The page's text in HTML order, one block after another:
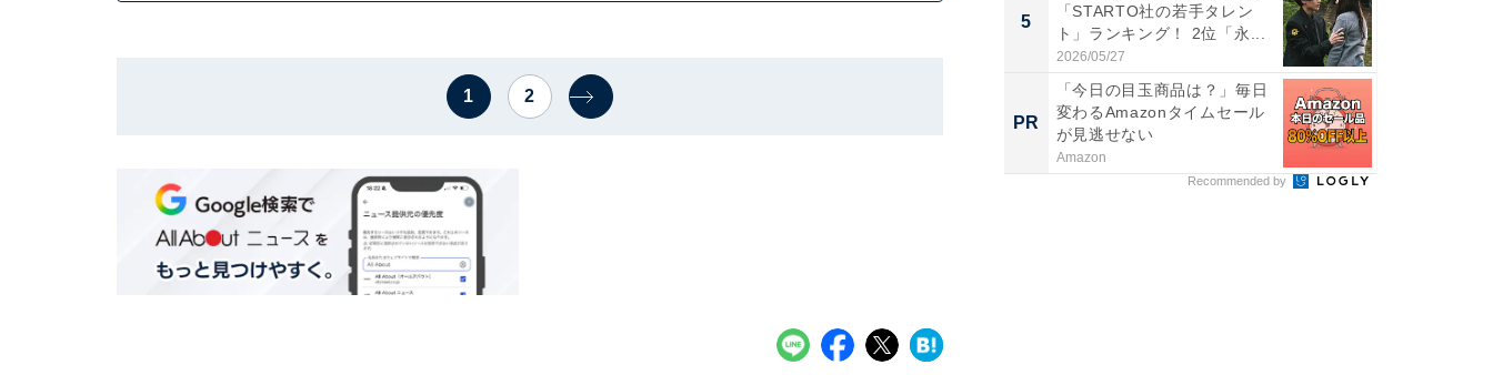
1 2
5
「STARTO社の若手タレン
ト」ランキング！ 2位「永...
2026/05/27
PR
「今日の目玉商品は？」毎日
変わるAmazonタイムセール
が見逃せない
Amazon
Recommended by